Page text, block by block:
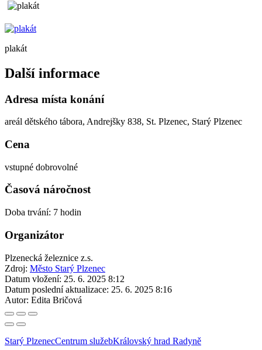
plakát
Další informace
Adresa místa konání
areál dětského tábora, Andrejšky 838, St. Plzenec, Starý Plzenec
Cena
vstupné dobrovolné
Časová náročnost
Doba trvání: 7 hodin
Organizátor
Plzenecká železnice z.s.
Zdroj: Město Starý Plzenec
Datum vložení: 25. 6. 2025 8:12
Datum poslední aktualizace: 25. 6. 2025 8:16
Autor: Edita Bričová
Starý PlzenecCentrum služebKrálovský hrad Radyně